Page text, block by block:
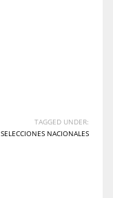
TAGGED UNDER:
SELECCIONES NACIONALES